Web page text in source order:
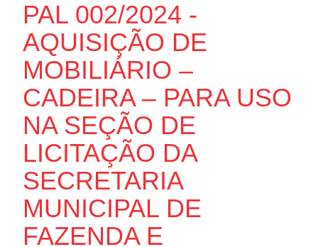
PAL 002/2024 -
AQUISIÇÃO DE
MOBILIÁRIO –
CADEIRA – PARA USO
NA SEÇÃO DE
LICITAÇÃO DA
SECRETARIA
MUNICIPAL DE
FAZENDA E